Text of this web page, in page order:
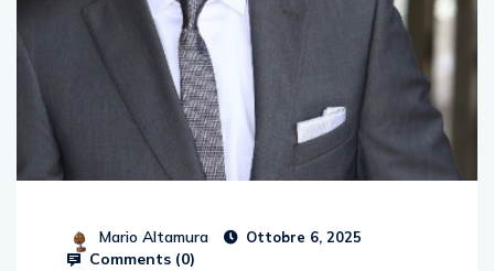
Mario Altamura Ottobre 6, 2025
Comments (0)